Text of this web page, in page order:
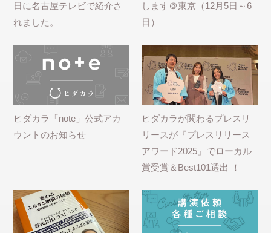
日に名古屋テレビで紹介さ
れました。
します＠東京（12月5日～6
日）
ヒダカラ「note」公式アカ
ウントのお知らせ
ヒダカラが関わるプレスリ
リースが『プレスリリース
アワード2025』でローカル
賞受賞＆Best101選出 ！